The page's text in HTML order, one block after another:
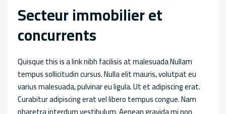
Secteur immobilier et
concurrents
Quisque this is a link nibh facilisis at malesuada Nullam
tempus sollicitudin cursus. Nulla elit mauris, volutpat eu
varius malesuada, pulvinar eu ligula. Ut et adipiscing erat.
Curabitur adipiscing erat vel libero tempus congue. Nam